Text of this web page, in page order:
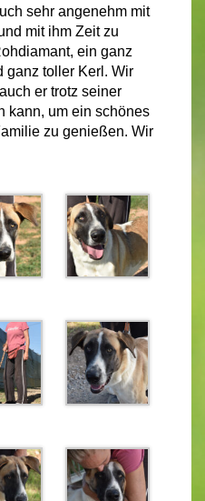
sehr angenehm mit
mit ihm Zeit zu
ein ganz
ganz toller Kerl. Wir
er trotz seiner
kann, um ein schönes
zu genießen. Wir